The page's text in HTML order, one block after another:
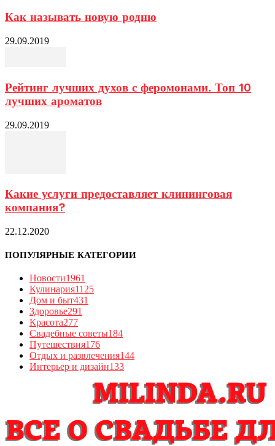
Как называть новую родню
29.09.2019
Рейтинг лучших духов с феромонами. Топ 10
лучших ароматов
29.09.2019
Какие услуги предоставляет клининговая
компания?
22.12.2020
ПОПУЛЯРНЫЕ КАТЕГОРИИ
Новости1961
Кулинария1125
Дом и быт431
Здоровье291
Красота277
Свадебные советы184
Путешествия176
Отдых и развлечения144
Интерьер и дизайн133